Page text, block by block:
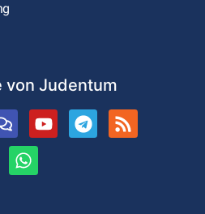
von Judentum